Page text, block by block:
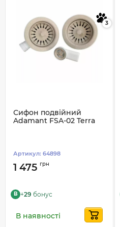
3
Сифон подвійний
Adamant FSA-02 Terra
Артикул: 64898
1 475 грн
B +29 бонус
В наявності